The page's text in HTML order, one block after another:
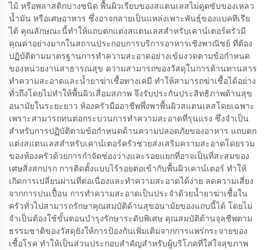
ไม้ หรือพลาสติกบางชนิด พื้นผิวเรียบของสแตนเลสไม่ดูดซับของเหลว
น้ำมัน หรือเศษอาหาร ซึ่งอาจกลายเป็นแหล่งเพาะพันธุ์ของแบคทีเรีย
ได้ คุณลักษณะนี้ทำให้แถบตกแต่งสแตนเลสสำหรับเคาน์เตอร์ครัวมี
คุณค่าอย่างมากในสถานประกอบการบริการอาหารเชิงพาณิชย์ ที่ต้อง
ปฏิบัติตามมาตรฐานการทำความสะอาดอย่างเข้มงวดตามข้อกำหนด
ของหน่วยงานสาธารณสุข ความสามารถของวัสดุในการต้านทานสาร
ทำความสะอาดและน้ำยาฆ่าเชื้อทางเคมี ทำให้สามารถฆ่าเชื้อได้อย่าง
ทั่วถึงโดยไม่ทำให้พื้นผิวเสื่อมสภาพ จึงรับประกันประสิทธิภาพด้านสุข
อนามัยในระยะยาว ห้องครัวมืออาชีพพึ่งพาพื้นผิวสแตนเลสโดยเฉพาะ
เพราะสามารถทนต่อกระบวนการทำความสะอาดที่รุนแรง ซึ่งจำเป็น
สำหรับการปฏิบัติตามข้อกำหนดด้านความปลอดภัยของอาหาร แถบตก
แต่งสแตนเลสสำหรับเคาน์เตอร์ครัวช่วยส่งเสริมความสะอาดโดยรวม
ของห้องครัวด้วยการกำจัดช่องว่างและรอยแยกที่อาจเป็นที่สะสมของ
เศษสิ่งสกปรก การติดตั้งแบบไร้รอยต่อเข้ากับพื้นผิวเคาน์เตอร์ ทำให้
เกิดการเปลี่ยนผ่านที่ต่อเนื่องและทำความสะอาดได้ง่าย ลดความเสี่ยง
จากการปนเปื้อน การทำความสะอาดเป็นประจำด้วยน้ำยาฆ่าเชื้อใน
ครัวทั่วไปสามารถรักษาคุณสมบัติด้านสุขอนามัยของแถบนี้ได้ โดยไม่
จำเป็นต้องใช้ขั้นตอนบำรุงรักษาระดับพิเศษ คุณสมบัติต้านจุลชีพตาม
ธรรมชาติของวัสดุยังให้การป้องกันเพิ่มเติมจากการแพร่กระจายของ
เชื้อโรค ทำให้เป็นส่วนประกอบสำคัญสำหรับผู้บริโภคที่ใส่ใจสุขภาพ